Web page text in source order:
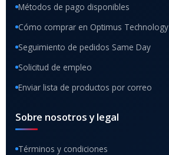
Métodos de pago disponibles
Cómo comprar en Optimus Technology
Seguimiento de pedidos Same Day
Solicitud de empleo
Enviar lista de productos por correo
Sobre nosotros y legal
Términos y condiciones